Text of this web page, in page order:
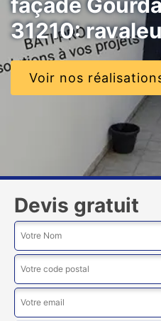
façade
31210:
Voir nos
Devis gratuit